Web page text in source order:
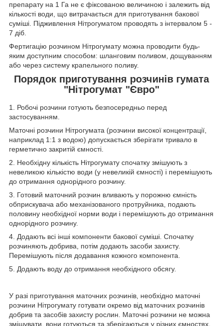
препарату на 1 Га не є фіксованою величиною і залежить від
кількості води, що витрачається для приготування бакової
суміші. Підживлення Нітрогуматом проводять з інтервалом 5 -
7 діб.
Фертигацію розчином Нітрогумату можна проводити будь-
яким доступним способом: шланговим поливом, дощуванням
або через систему крапельного поливу.
Порядок приготування розчинів гумата
"Нітрогумат "Євро"
1. Робочі розчини готують безпосередньо перед
застосуванням.
Маточні розчини Нітрогумата (розчини високої концентрації,
наприклад 1:1 з водою) допускається зберігати тривало в
герметично закритій ємності.
2. Необхідну кількість Нітрогумату спочатку змішують з
невеликою кількістю води (у невеликій ємності) і перемішують
до отримання однорідного розчину.
3. Готовий маточний розчин вливають у порожню ємність
обприскувача або механізованого протруйника, подають
половину необхідної норми води і перемішують до отримання
однорідного розчину.
4. Додають всі інші компоненти бакової суміші. Спочатку
розчиняють добрива, потім додають засоби захисту.
Перемішують після додавання кожного компонента.
5. Додають воду до отримання необхідного обсягу.
У разі приготування маточних розчинів, необхідно маточні
розчини Нітрогумату готувати окремо від маточних розчинів
добрив та засобів захисту рослин. Маточні розчини не можна
змішувати, вони готуються та зберігаються у різних ємностях.